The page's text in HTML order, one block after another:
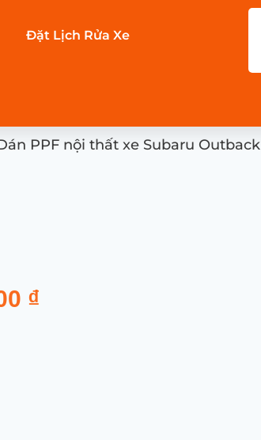
Đặt Lịch Rửa Xe
PPF nội thất xe Subaru Outback
₫